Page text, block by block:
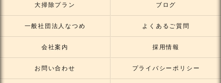
大掃除プラン ブログ
一般社団法人なつめ よくあるご質問
会社案内 採用情報
お問い合わせ プライバシーポリシー